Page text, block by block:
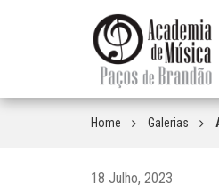
Home Galerias
18 Julho, 2023